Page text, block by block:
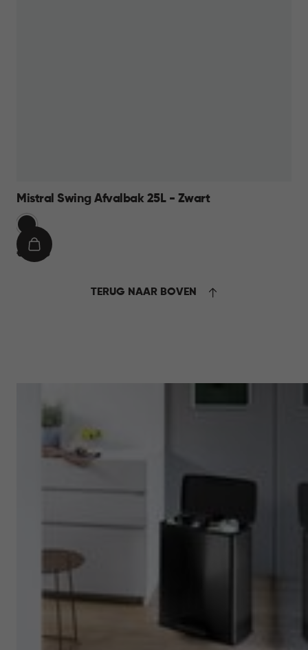
Mistral Swing Afvalbak 25L - Zwart
Zwart
€
€ 16,95
IN
TERUG NAAR BOVEN